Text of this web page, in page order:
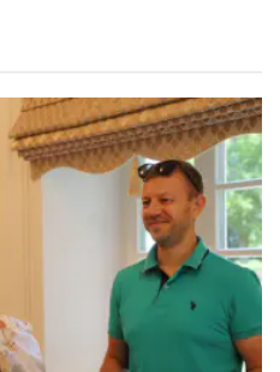
stipraus pilietinio
meilę Tėvynei. Tai pati
Sausio 1-ąją mes
žodžių, matėme
garsiname štai tokiu
išmintingiausi
bet nepaneigsite:
turi patriotiškumo
kad taip susiklostė